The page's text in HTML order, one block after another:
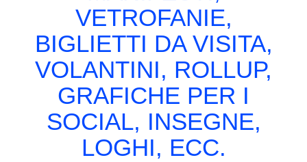
VETROFANIE,
BIGLIETTI DA VISITA,
VOLANTINI, ROLLUP,
GRAFICHE PER I
SOCIAL, INSEGNE,
LOGHI, ECC.